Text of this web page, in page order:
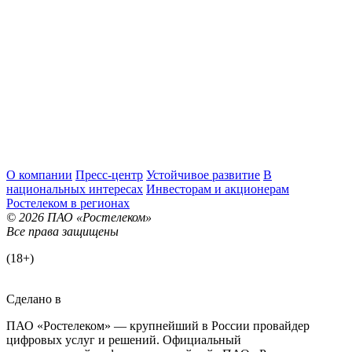
О компании Пресс-центр Устойчивое развитие В
национальных интересах Инвесторам и акционерам
Ростелеком в регионах
© 2026 ПАО «Ростелеком»
Все права защищены
(18+)
Сделано в
ПАО «Ростелеком» — крупнейший в России провайдер
цифровых услуг и решений. Официальный